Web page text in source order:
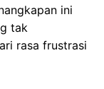
ini
tak
rasa frustrasi